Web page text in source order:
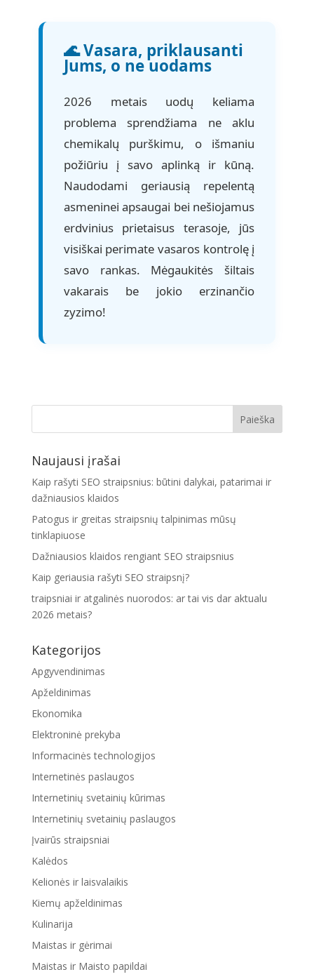
🌊 Vasara, priklausanti
Jums, o ne uodams
2026 metais uodų keliama
problema sprendžiama ne aklu
chemikalų purškimu, o išmaniu
požiūriu į savo aplinką ir kūną.
Naudodami geriausią repelentą
asmeninei apsaugai bei nešiojamus
erdvinius prietaisus terasoje, jūs
visiškai perimate vasaros kontrolę į
savo rankas. Mėgaukitės šiltais
vakarais be jokio erzinančio
zyzimo!
Naujausi įrašai
Kaip rašyti SEO straipsnius: būtini dalykai, patarimai ir
dažniausios klaidos
Patogus ir greitas straipsnių talpinimas mūsų
tinklapiuose
Dažniausios klaidos rengiant SEO straipsnius
Kaip geriausia rašyti SEO straipsnį?
traipsniai ir atgalinės nuorodos: ar tai vis dar aktualu
2026 metais?
Kategorijos
Apgyvendinimas
Apželdinimas
Ekonomika
Elektroninė prekyba
Informacinės technologijos
Internetinės paslaugos
Internetinių svetainių kūrimas
Internetinių svetainių paslaugos
Įvairūs straipsniai
Kalėdos
Kelionės ir laisvalaikis
Kiemų apželdinimas
Kulinarija
Maistas ir gėrimai
Maistas ir Maisto papildai